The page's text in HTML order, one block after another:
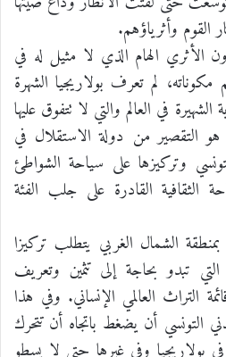
القوم وأثرياؤهم.
الأثري الهام الذي لا مثيل له في
لم تعرف بولاريجيا الشهرة
في العالم والتي لا تتفوق عليها
من دولة الاستقلال في
وتركيزها على سياحة الشواطئ
الثقافية القادرة على جلب الفئة
الشمال الغربي يتطلب تركيزا
التي تبدو بحاجة إلى تثمين وتعريف
التراث العالمي الإنساني. وفي هذا
التونسي أن يضغط باتجاه أن تتحرك